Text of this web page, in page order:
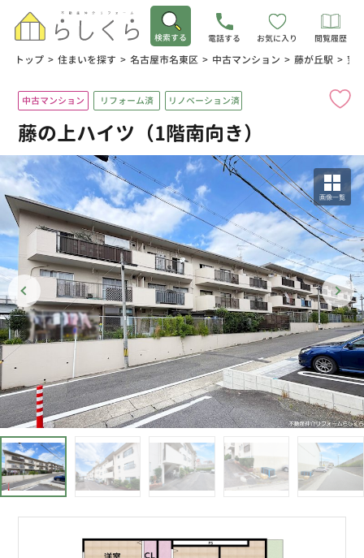
検索する 電話する お気に入り 閲覧履歴
トップ > 住まいを探す > 名古屋市名東区 > 中古マンション > 藤が丘駅 > 望
中古マンション リフォーム済 リノベーション済
藤の上ハイツ（1階南向き）